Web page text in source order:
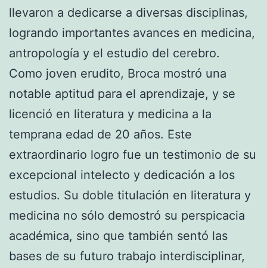
llevaron a dedicarse a diversas disciplinas,
logrando importantes avances en medicina,
antropología y el estudio del cerebro.
Como joven erudito, Broca mostró una
notable aptitud para el aprendizaje, y se
licenció en literatura y medicina a la
temprana edad de 20 años. Este
extraordinario logro fue un testimonio de su
excepcional intelecto y dedicación a los
estudios. Su doble titulación en literatura y
medicina no sólo demostró su perspicacia
académica, sino que también sentó las
bases de su futuro trabajo interdisciplinar,